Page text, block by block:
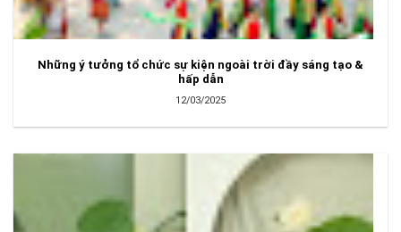
Những ý tưởng tổ chức sự kiện ngoài trời đầy sáng tạo &
hấp dẫn
12/03/2025